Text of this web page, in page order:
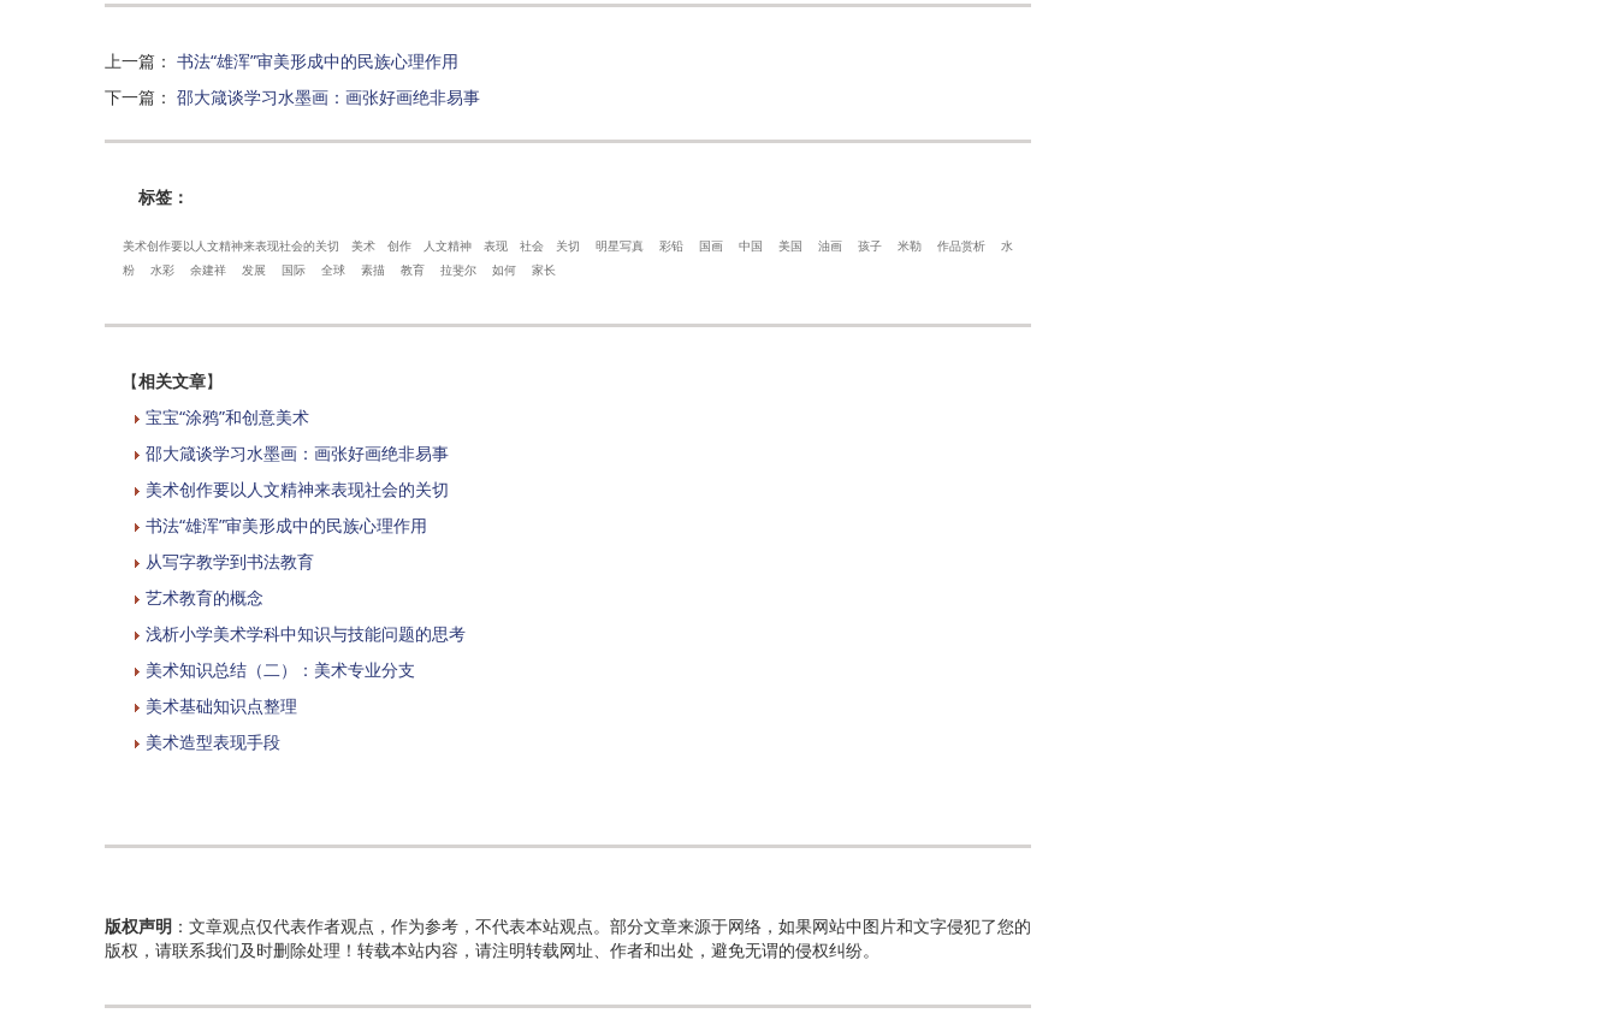
上一篇 ： 书法“雄浑”审美形成中的民族心理作用
下一篇 ： 邵大箴谈学习水墨画：画张好画绝非易事
标签：
美术创作要以人文精神来表现社会的关切 美术 创作 人文精神 表现 社会 关切 明星写真 彩铅 国画 中国 美国 油画 孩子 米勒 作品赏析
水
粉
水彩 余建祥 发展 国际 全球 素描 教育 拉斐尔 如何 家长
【相关文章】
宝宝“涂鸦”和创意美术
邵大箴谈学习水墨画：画张好画绝非易事
美术创作要以人文精神来表现社会的关切
书法“雄浑”审美形成中的民族心理作用
从写字教学到书法教育
艺术教育的概念
浅析小学美术学科中知识与技能问题的思考
美术知识总结（二）：美术专业分支
美术基础知识点整理
美术造型表现手段
版权声明 ：文章观点仅代表作者观点，作为参考，不代表本站观点。部分文章来源于网络，如果网站中图片和文字侵犯了您的
版权，请联系我们及时删除处理！转载本站内容，请注明转载网址、作者和出处，避免无谓的侵权纠纷。